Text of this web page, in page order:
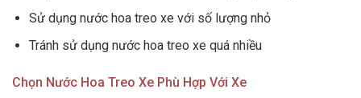
Sử dụng nước hoa treo xe với số lượng nhỏ
Tránh sử dụng nước hoa treo xe quá nhiều
Chọn Nước Hoa Treo Xe Phù Hợp Với Xe